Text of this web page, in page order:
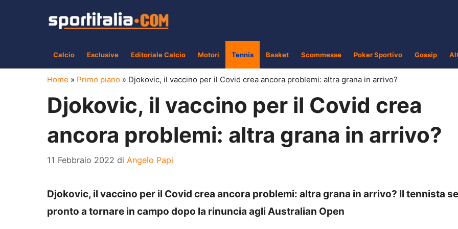
Calcio Esclusive Editoriale Calcio Motori Tennis Basket Scommesse Poker Sportivo Gossip
Home » Primo piano » Djokovic, il vaccino per il Covid crea ancora problemi: altra grana in arrivo?
Djokovic, il vaccino per il Covid crea
ancora problemi: altra grana in arrivo?
11 Febbraio 2022 di Angelo Papi
Djokovic, il vaccino per il Covid crea ancora problemi: altra grana in arrivo? Il tennista
pronto a tornare in campo dopo la rinuncia agli Australian Open